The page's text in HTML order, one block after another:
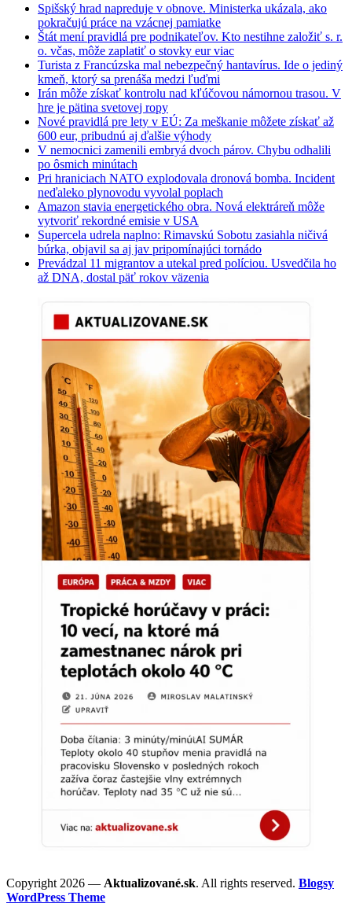
Spišský hrad napreduje v obnove. Ministerka ukázala, ako
pokračujú práce na vzácnej pamiatke
Štát mení pravidlá pre podnikateľov. Kto nestihne založiť s. r.
o. včas, môže zaplatiť o stovky eur viac
Turista z Francúzska mal nebezpečný hantavírus. Ide o jediný
kmeň, ktorý sa prenáša medzi ľuďmi
Irán môže získať kontrolu nad kľúčovou námornou trasou. V
hre je pätina svetovej ropy
Nové pravidlá pre lety v EÚ: Za meškanie môžete získať až
600 eur, pribudnú aj ďalšie výhody
V nemocnici zamenili embryá dvoch párov. Chybu odhalili
po ôsmich minútach
Pri hraniciach NATO explodovala dronová bomba. Incident
neďaleko plynovodu vyvolal poplach
Amazon stavia energetického obra. Nová elektráreň môže
vytvoriť rekordné emisie v USA
Supercela udrela naplno: Rimavskú Sobotu zasiahla ničivá
búrka, objavil sa aj jav pripomínajúci tornádo
Prevádzal 11 migrantov a utekal pred políciou. Usvedčila ho
až DNA, dostal päť rokov väzenia
Copyright 2026 — Aktualizované.sk. All rights reserved. Blogsy
WordPress Theme